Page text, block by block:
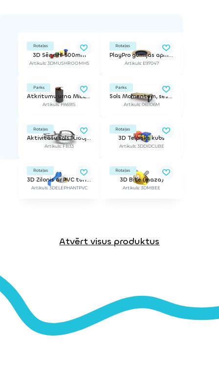
Rotaļas
3D Sēne h-500mm
Artikuls: 3DMUSHROOMH5
Rotaļas
PlayPro gumijas apmale apaļam Kids Tramp Loop 150x150cm (lietajam gumijas segumam)
Artikuls: E97047
Parks
Atkritumu urna MIELEK T
Artikuls: PA691S
Parks
Sols Momentum, sešvietīgs dīvāns
Artikuls: 061106M
Rotaļas
Aktivitāšu sols "Lidojošais sols" (Cena par 1m)
Artikuls: FB33
Rotaļas
3D Telpisks kubs
Artikuls: 3DDIDCUBE
Rotaļas
3D Zilonis ar PVC tuneli un slidkalniņu
Artikuls: 3DELEPHANTPVC
Rotaļas
3D Bite (maza)
Artikuls: 3DMBEE
Atvērt visus produktus